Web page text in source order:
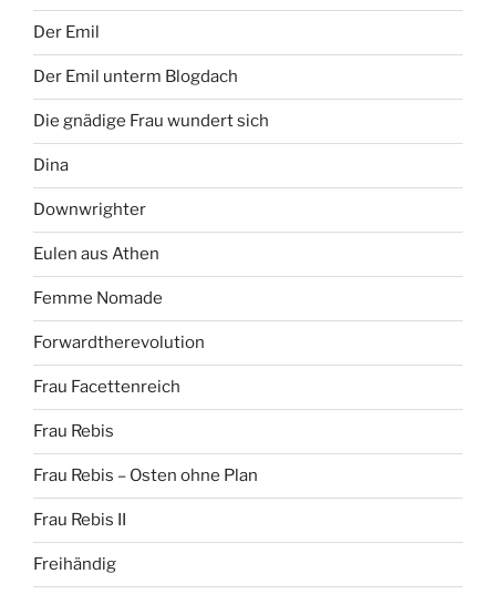
Der Emil
Der Emil unterm Blogdach
Die gnädige Frau wundert sich
Dina
Downwrighter
Eulen aus Athen
Femme Nomade
Forwardtherevolution
Frau Facettenreich
Frau Rebis
Frau Rebis – Osten ohne Plan
Frau Rebis II
Freihändig